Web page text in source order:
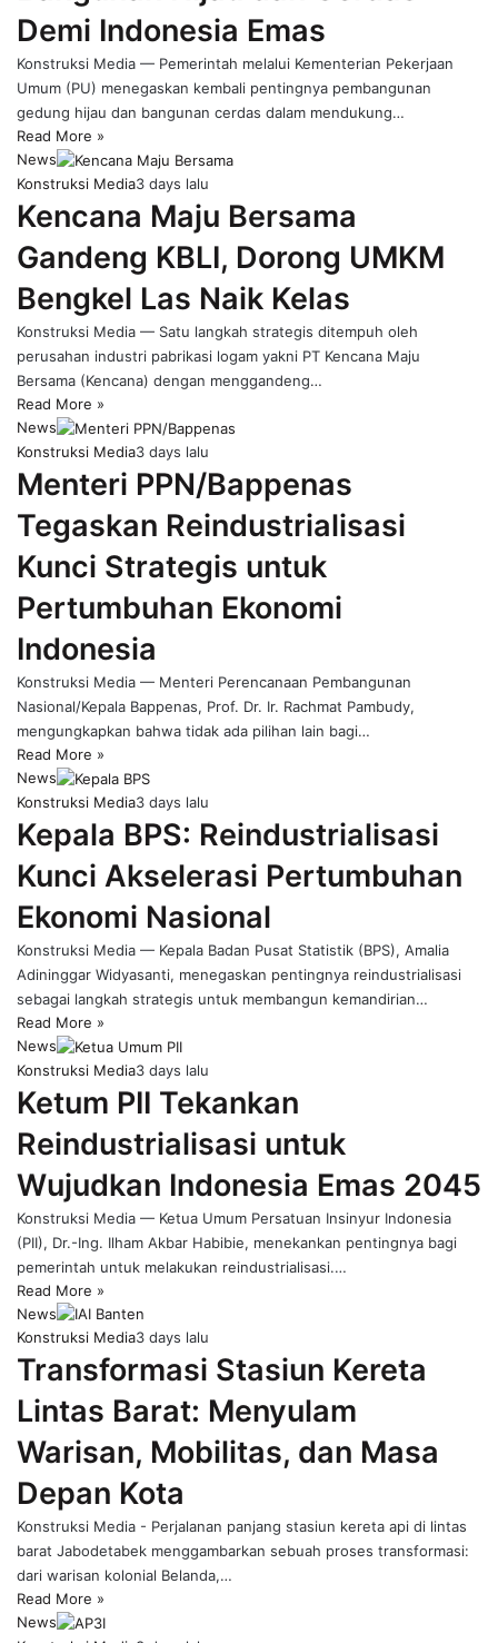
Demi Indonesia Emas
Konstruksi Media — Pemerintah melalui Kementerian Pekerjaan
Umum (PU) menegaskan kembali pentingnya pembangunan
gedung hijau dan bangunan cerdas dalam mendukung…
Read More »
News
Konstruksi Media3 days lalu
Kencana Maju Bersama
Gandeng KBLI, Dorong UMKM
Bengkel Las Naik Kelas
Konstruksi Media — Satu langkah strategis ditempuh oleh
perusahan industri pabrikasi logam yakni PT Kencana Maju
Bersama (Kencana) dengan menggandeng…
Read More »
News
Konstruksi Media3 days lalu
Menteri PPN/Bappenas
Tegaskan Reindustrialisasi
Kunci Strategis untuk
Pertumbuhan Ekonomi
Indonesia
Konstruksi Media — Menteri Perencanaan Pembangunan
Nasional/Kepala Bappenas, Prof. Dr. Ir. Rachmat Pambudy,
mengungkapkan bahwa tidak ada pilihan lain bagi…
Read More »
News
Konstruksi Media3 days lalu
Kepala BPS: Reindustrialisasi
Kunci Akselerasi Pertumbuhan
Ekonomi Nasional
Konstruksi Media — Kepala Badan Pusat Statistik (BPS), Amalia
Adininggar Widyasanti, menegaskan pentingnya reindustrialisasi
sebagai langkah strategis untuk membangun kemandirian…
Read More »
News
Konstruksi Media3 days lalu
Ketum PII Tekankan
Reindustrialisasi untuk
Wujudkan Indonesia Emas 2045
Konstruksi Media — Ketua Umum Persatuan Insinyur Indonesia
(PII), Dr.-Ing. Ilham Akbar Habibie, menekankan pentingnya bagi
pemerintah untuk melakukan reindustrialisasi.…
Read More »
News
Konstruksi Media3 days lalu
Transformasi Stasiun Kereta
Lintas Barat: Menyulam
Warisan, Mobilitas, dan Masa
Depan Kota
Konstruksi Media - Perjalanan panjang stasiun kereta api di lintas
barat Jabodetabek menggambarkan sebuah proses transformasi:
dari warisan kolonial Belanda,…
Read More »
News